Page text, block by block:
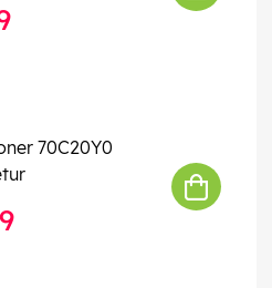
70C20Y0